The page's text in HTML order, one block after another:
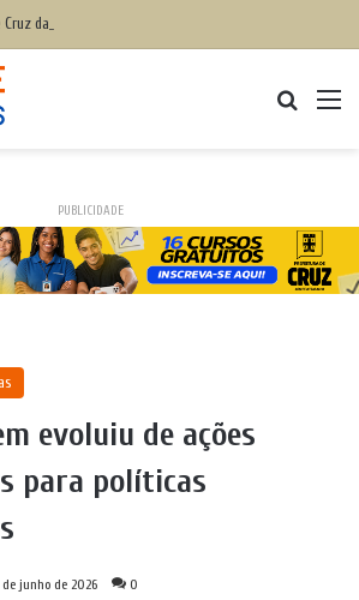
PUBLICIDADE
evoluiu de ações
para políticas
de junho de 2026 0